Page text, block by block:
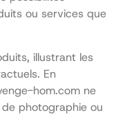
ou services que
illustrant les
En
hom.com ne
photographie ou